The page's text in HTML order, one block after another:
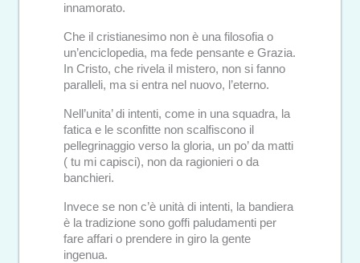
innamorato.
Che il cristianesimo non è una filosofia o
un’enciclopedia, ma fede pensante e Grazia.
In Cristo, che rivela il mistero, non si fanno
paralleli, ma si entra nel nuovo, l’eterno.
Nell’unita’ di intenti, come in una squadra, la
fatica e le sconfitte non scalfiscono il
pellegrinaggio verso la gloria, un po’ da matti
( tu mi capisci), non da ragionieri o da
banchieri.
Invece se non c’è unità di intenti, la bandiera
è la tradizione sono goffi paludamenti per
fare affari o prendere in giro la gente
ingenua.